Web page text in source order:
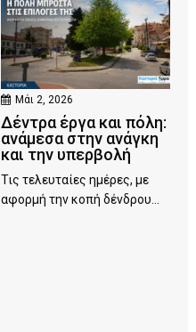
Μάι 2, 2026
Δέντρα έργα και πόλη:
ανάμεσα στην ανάγκη
και την υπερβολή
Τις τελευταίες ημέρες, με
αφορμή την κοπή δένδρου...